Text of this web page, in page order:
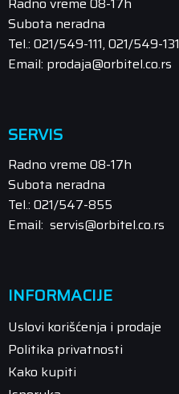
Subota neradna
Tel.: 021/549-111, 021/549-131
Email: prodaja@orbitel.co.rs
SERVIS
Radno vreme 08-17h
Subota neradna
Tel.: 021/547-855
Email: servis@orbitel.co.rs
INFORMACIJE
Uslovi korišćenja i prodaje
Politika privatnosti
Kako kupiti